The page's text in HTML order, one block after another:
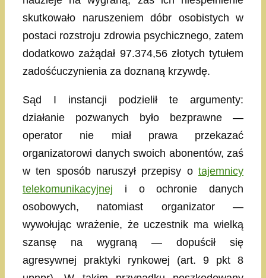
skutkowało naruszeniem dóbr osobistych w
postaci rozstroju zdrowia psychicznego, zatem
dodatkowo zażądał 97.374,56 złotych tytułem
zadośćuczynienia za doznaną krzywdę.
Sąd I instancji podzielił te argumenty:
działanie pozwanych było bezprawne —
operator nie miał prawa przekazać
organizatorowi danych swoich abonentów, zaś
w ten sposób naruszył przepisy o tajemnicy
telekomunikacyjnej i o ochronie danych
osobowych, natomiast organizator —
wywołując wrażenie, że uczestnik ma wielką
szansę na wygraną — dopuścił się
agresywnej praktyki rynkowej (art. 9 pkt 8